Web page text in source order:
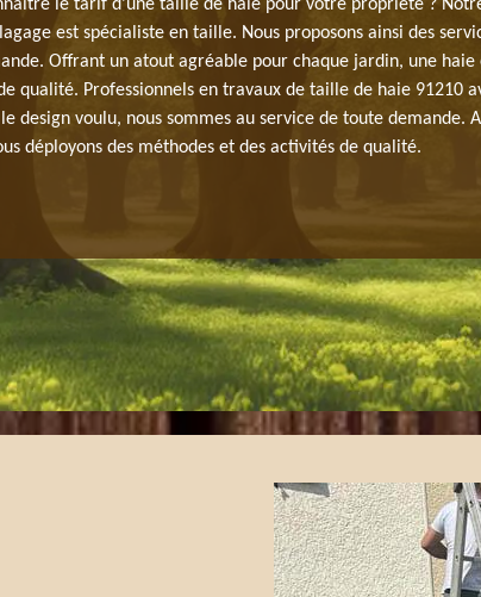
le tarif d’une taille de haie pour votre propriété ?
est spécialiste en taille. Nous proposons ainsi des
Offrant un atout agréable pour chaque jardin, une haie
qualité. Professionnels en travaux de taille de haie 91210
design voulu, nous sommes au service de toute demande.
déployons des méthodes et des activités de qualité.